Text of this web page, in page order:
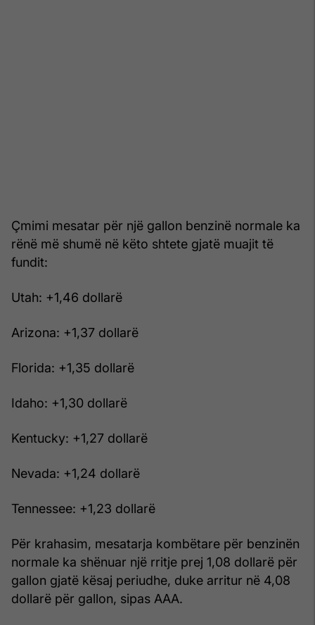
Çmimi mesatar për një gallon benzinë normale ka
rënë më shumë në këto shtete gjatë muajit të
fundit:
Utah: +1,46 dollarë
Arizona: +1,37 dollarë
Florida: +1,35 dollarë
Idaho: +1,30 dollarë
Kentucky: +1,27 dollarë
Nevada: +1,24 dollarë
Tennessee: +1,23 dollarë
Për krahasim, mesatarja kombëtare për benzinën
normale ka shënuar një rritje prej 1,08 dollarë për
gallon gjatë kësaj periudhe, duke arritur në 4,08
dollarë për gallon, sipas AAA.